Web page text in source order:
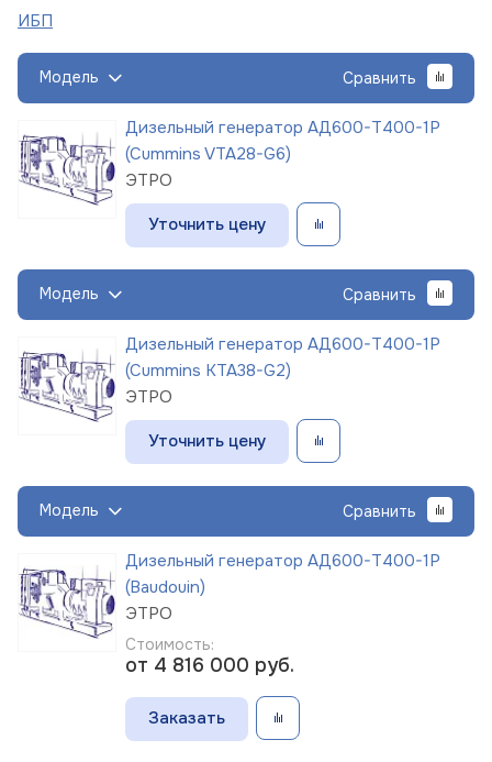
ИБП
Модель Сравнить
Дизельный генератор АД600-Т400-1Р
(Cummins VTA28-G6)
ЭТРО
Уточнить цену
Модель Сравнить
Дизельный генератор АД600-Т400-1Р
(Cummins KTA38-G2)
ЭТРО
Уточнить цену
Модель Сравнить
Дизельный генератор АД600-Т400-1Р
(Baudouin)
ЭТРО
Стоимость:
от 4 816 000 руб.
Заказать